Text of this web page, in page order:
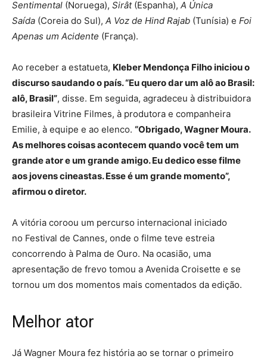
Sentimental (Noruega), Sirât(Espanha), A Única
Saída (Coreia do Sul), A Voz de Hind Rajab (Tunísia) e Foi
Apenas um Acidente (França).
Ao receber a estatueta, Kleber Mendonça Filho iniciou o
discurso saudando o país. “Eu quero dar um alô ao Brasil:
alô, Brasil”, disse. Em seguida, agradeceu à distribuidora
brasileira Vitrine Filmes, à produtora e companheira
Emilie, à equipe e ao elenco. “Obrigado, Wagner Moura.
As melhores coisas acontecem quando você tem um
grande ator e um grande amigo. Eu dedico esse filme
aos jovens cineastas. Esse é um grande momento”,
afirmou o diretor.
A vitória coroou um percurso internacional iniciado
no Festival de Cannes, onde o filme teve estreia
concorrendo à Palma de Ouro. Na ocasião, uma
apresentação de frevo tomou a Avenida Croisette e se
tornou um dos momentos mais comentados da edição.
Melhor ator
Já Wagner Moura fez história ao se tornar o primeiro